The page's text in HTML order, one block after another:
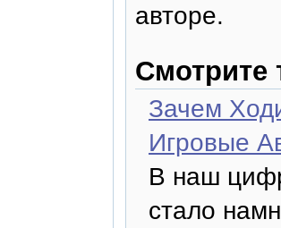
авторе.
Смотрите
Зачем
Игровые
В наш
стало